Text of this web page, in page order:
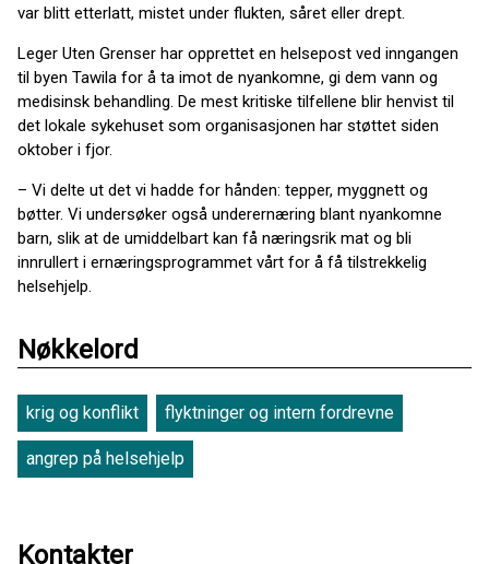
var blitt etterlatt, mistet under flukten, såret eller drept.
Leger Uten Grenser har opprettet en helsepost ved inngangen
til byen Tawila for å ta imot de nyankomne, gi dem vann og
medisinsk behandling. De mest kritiske tilfellene blir henvist til
det lokale sykehuset som organisasjonen har støttet siden
oktober i fjor.
– Vi delte ut det vi hadde for hånden: tepper, myggnett og
bøtter. Vi undersøker også underernæring blant nyankomne
barn, slik at de umiddelbart kan få næringsrik mat og bli
innrullert i ernæringsprogrammet vårt for å få tilstrekkelig
helsehjelp.
Nøkkelord
krig og konflikt flyktninger og intern fordrevne
angrep på helsehjelp
Kontakter